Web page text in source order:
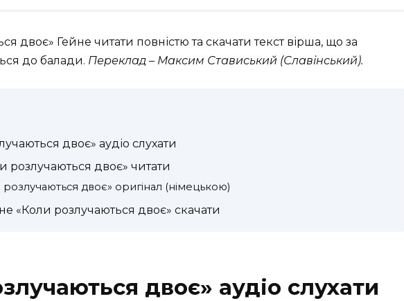
двоє» Гейне читати повністю та скачати текст вірша, що за
до балади. Переклад – Максим Стависький (Славінський).
двоє» аудіо слухати
розлучаються двоє» читати
розлучаються двоє» оригінал (німецькою)
«Коли розлучаються двоє» скачати
двоє» аудіо слухати